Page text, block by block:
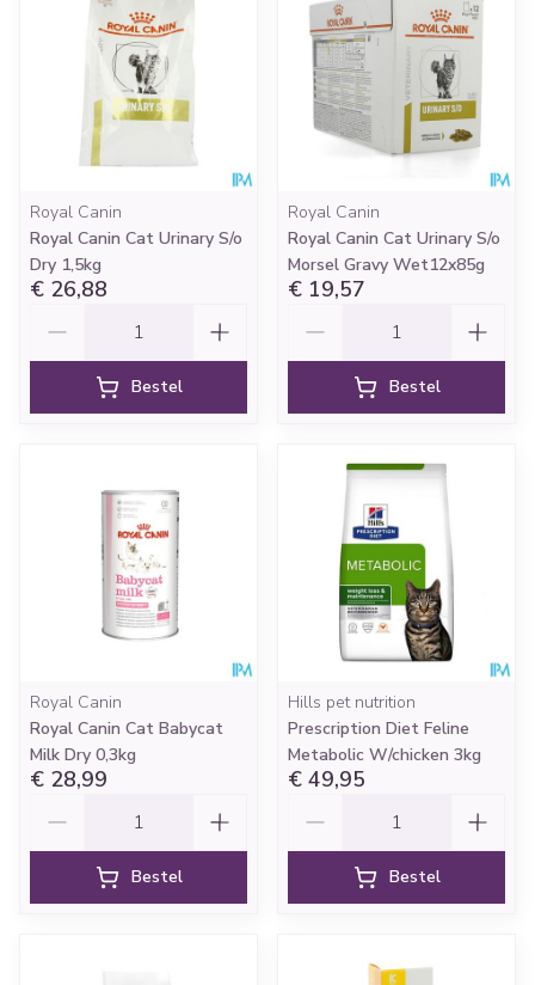
Royal Canin
Royal Canin Cat Urinary S/o
Dry 1,5kg
€ 26,88
Bestel
Royal Canin
Royal Canin Cat Urinary S/o
Morsel Gravy Wet12x85g
€ 19,57
Bestel
Royal Canin
Royal Canin Cat Babycat
Milk Dry 0,3kg
€ 28,99
Bestel
Hills pet nutrition
Prescription Diet Feline
Metabolic W/chicken 3kg
€ 49,95
Bestel